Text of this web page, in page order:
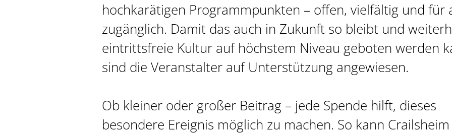
hochkarätigen Programmpunkten – offen, vielfältig und für
zugänglich. Damit das auch in Zukunft so bleibt und
eintrittsfreie Kultur auf höchstem Niveau geboten werden
sind die Veranstalter auf Unterstützung angewiesen.
Ob kleiner oder großer Beitrag – jede Spende hilft, dieses
besondere Ereignis möglich zu machen. So kann